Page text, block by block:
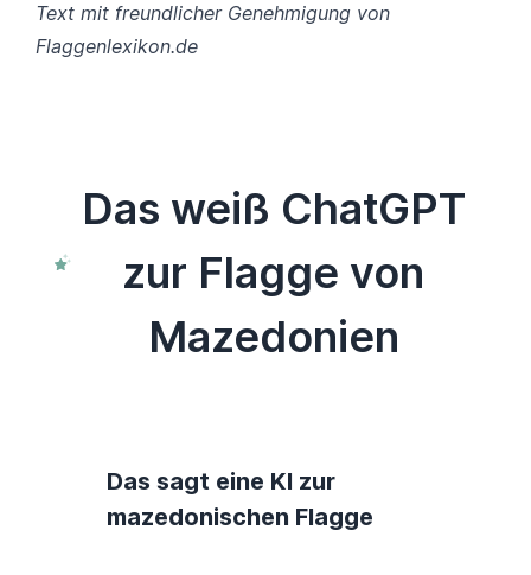
Text mit freundlicher Genehmigung von
Flaggenlexikon.de
Das weiß ChatGPT
zur Flagge von
Mazedonien
Das sagt eine KI zur
mazedonischen Flagge